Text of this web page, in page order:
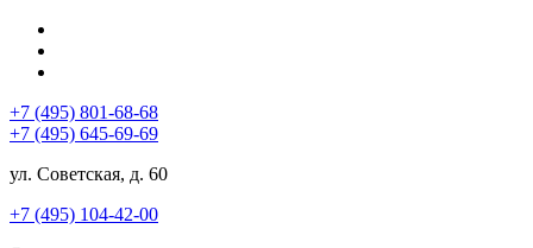
+7 (495) 801-68-68
+7 (495) 645-69-69
ул. Советская, д. 60
+7 (495) 104-42-00